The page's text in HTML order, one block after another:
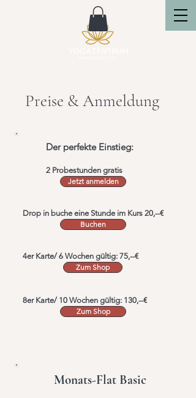
Preise & Anmeldung
Der perfekte Einstieg:
2 Probestunden gratis
Jetzt anmelden
Drop in buche eine Stunde im Kurs 20,--€
Buchen
4er Karte/ 6 Wochen gültig: 75,--€
Zum Shop
8er Karte/ 10 Wochen gültig: 130,--€
Zum Shop
Monats-Flat Basic